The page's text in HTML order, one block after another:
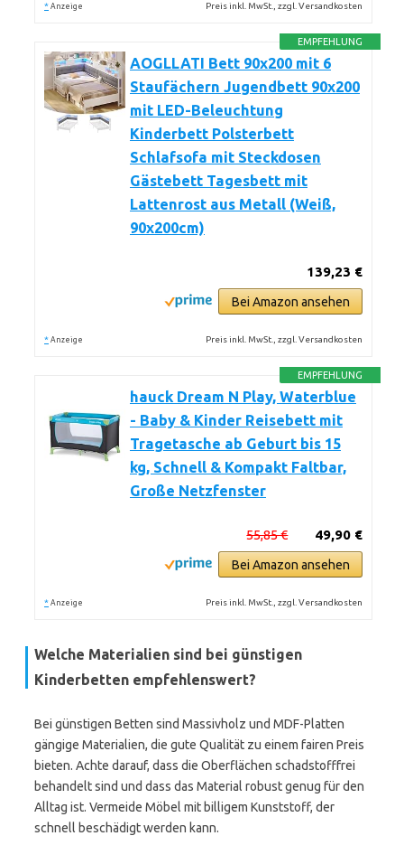
* Anzeige Preis inkl. MwSt., zzgl. Versandkosten
EMPFEHLUNG
AOGLLATI Bett 90x200 mit 6
Staufächern Jugendbett 90x200
mit LED-Beleuchtung
Kinderbett Polsterbett
Schlafsofa mit Steckdosen
Gästebett Tagesbett mit
Lattenrost aus Metall (Weiß,
90x200cm)
139,23 €
Bei Amazon ansehen
* Anzeige Preis inkl. MwSt., zzgl. Versandkosten
EMPFEHLUNG
hauck Dream N Play, Waterblue
- Baby & Kinder Reisebett mit
Tragetasche ab Geburt bis 15
kg, Schnell & Kompakt Faltbar,
Große Netzfenster
49,90 €
55,85 €
Bei Amazon ansehen
* Anzeige Preis inkl. MwSt., zzgl. Versandkosten
Welche Materialien sind bei günstigen
Kinderbetten empfehlenswert?
Bei günstigen Betten sind Massivholz und MDF-Platten
gängige Materialien, die gute Qualität zu einem fairen Preis
bieten. Achte darauf, dass die Oberflächen schadstofffrei
behandelt sind und dass das Material robust genug für den
Alltag ist. Vermeide Möbel mit billigem Kunststoff, der
schnell beschädigt werden kann.